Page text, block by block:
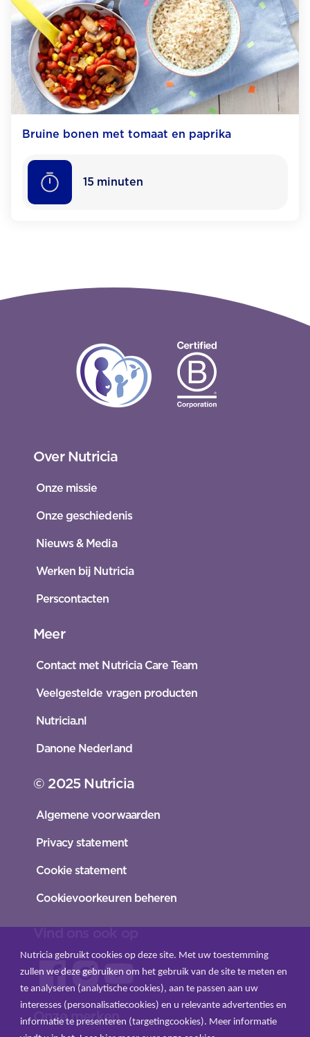
Bruine bonen met tomaat en paprika
15 minuten
Over Nutricia
Onze missie
Onze geschiedenis
Nieuws & Media
Werken bij Nutricia
Perscontacten
Meer
Contact met Nutricia Care Team
Veelgestelde vragen producten
Nutricia.nl
Danone Nederland
© 2025 Nutricia
Algemene voorwaarden
Privacy statement
Cookie statement
Cookievoorkeuren beheren
Onze merken
Nutricia gebruikt cookies op deze site. Met uw toestemming
zullen we deze gebruiken om het gebruik van de site te meten en
te analyseren (analytische cookies), aan te passen aan uw
interesses (personalisatiecookies) en u relevante advertenties en
informatie te presenteren (targetingcookies). Meer informatie